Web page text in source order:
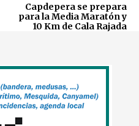
Capdepera se prepara
para la Media Maratón y
10 Km de Cala Rajada